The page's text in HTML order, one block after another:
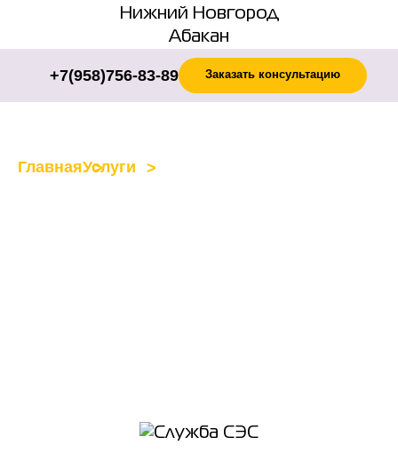
Нижний Новгород
Абакан
+7(958)756-83-89 Заказать консультацию
ГлавнаяУслуги Фумигация помещений и